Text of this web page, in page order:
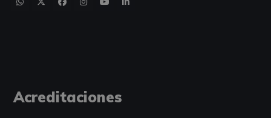
Acreditaciones